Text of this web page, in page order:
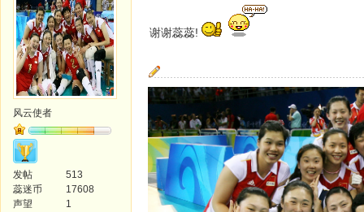
风云使者
发帖
513
蕊迷币
17608
声望
1
谢谢蕊蕊!